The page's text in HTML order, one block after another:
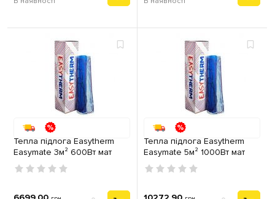
Тепла підлога Easytherm
Easymate 3м² 600Вт мат
двожильний
Тепла підлога Easytherm
Easymate 5м² 1000Вт мат
двожильний